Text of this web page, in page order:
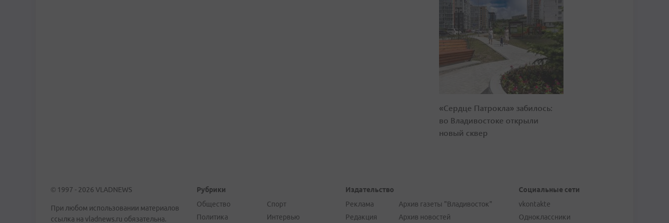
«Сердце Патрокла» забилось:
во Владивостоке открыли
новый сквер
© 1997 - 2026 VLADNEWS
При любом использовании материалов
ссылка на vladnews.ru обязательна.
Рубрики
Общество
Политика
Спорт
Интервью
Издательство
Реклама
Редакция
Архив газеты "Владивосток"
Архив новостей
Социальные сети
vkontakte
Одноклассники